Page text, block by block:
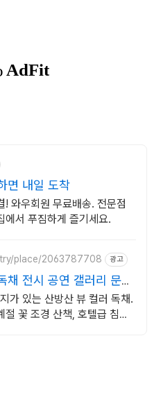
면 내일 도착
! 와우회원 무료배송. 전문점
에서 푸짐하게 즐기세요.
place/2063787708 광고
채 전시 공연 갤러리 문화
가 있는 산방산 뷰 컬러 독채.
꽃 조경 산책, 호텔급 침구